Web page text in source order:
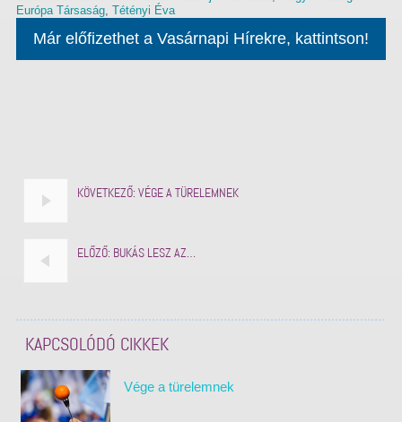
Európa Társaság, Tétényi Éva
Már előfizethet a Vasárnapi Hírekre, kattintson!
KÖVETKEZŐ: VÉGE A TÜRELEMNEK
ELŐZŐ: BUKÁS LESZ AZ…
KAPCSOLÓDÓ CIKKEK
Vége a türelemnek